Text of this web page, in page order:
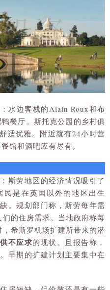
水边客栈的Alain Roux和布
餐厅。斯托克公园的乡村俱
适优雅。附近就有24小时营
馆和酒吧应有尽有。
斯劳地区的经济情况吸引了
是在英国以外的地区出生
。规划部门称，斯劳每年需
的住房需求。当地政府称每
希斯罗机场扩建所带来的潜
不应求的现状。且报告称，
早期的扩建计划主要集中在